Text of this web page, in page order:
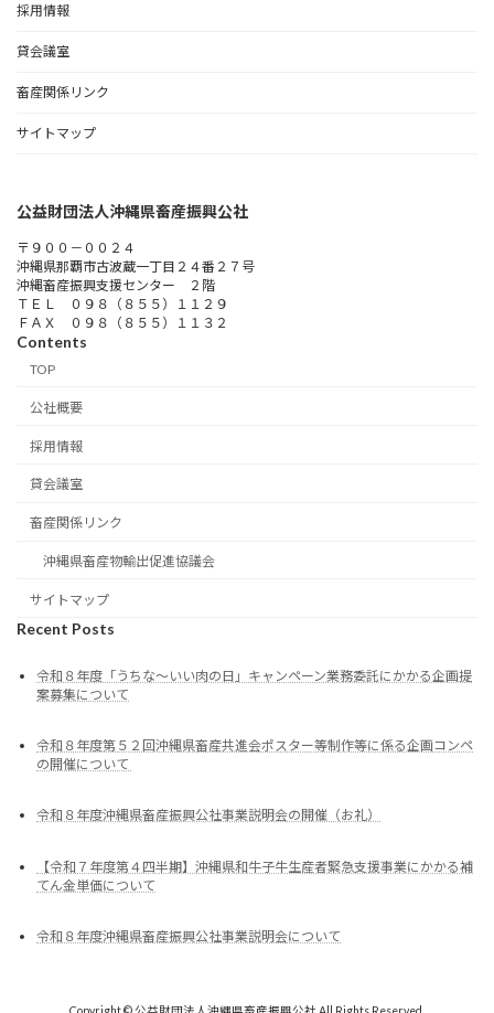
採用情報
貸会議室
畜産関係リンク
サイトマップ
公益財団法人沖縄県畜産振興公社
〒９００－００２４
沖縄県那覇市古波蔵一丁目２４番２７号
沖縄畜産振興支援センター ２階
ＴＥＬ ０９８（８５５）１１２９
ＦＡＸ ０９８（８５５）１１３２
Contents
TOP
公社概要
採用情報
貸会議室
畜産関係リンク
沖縄県畜産物輸出促進協議会
サイトマップ
Recent Posts
令和８年度「うちな～いい肉の日」キャンペーン業務委託にかかる企画提
案募集について
令和８年度第５２回沖縄県畜産共進会ポスター等制作等に係る企画コンペ
の開催について
令和８年度沖縄県畜産振興公社事業説明会の開催（お礼）
【令和７年度第４四半期】沖縄県和牛子牛生産者緊急支援事業にかかる補
てん金単価について
令和８年度沖縄県畜産振興公社事業説明会について
Copyright © 公益財団法人沖縄県畜産振興公社 All Rights Reserved.